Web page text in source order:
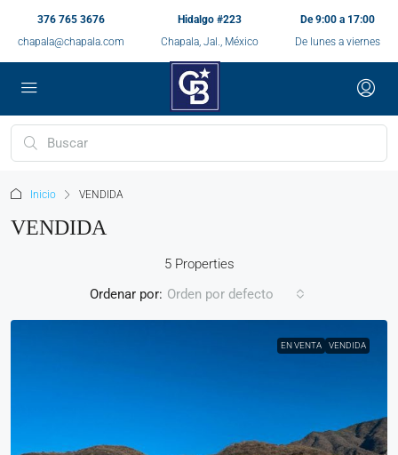
376 765 3676
chapala@chapala.com
Hidalgo #223
Chapala, Jal., México
De 9:00 a 17:00
De lunes a viernes
Inicio VENDIDA
VENDIDA
5 Properties
Ordenar por: Orden por defecto
EN VENTA VENDIDA